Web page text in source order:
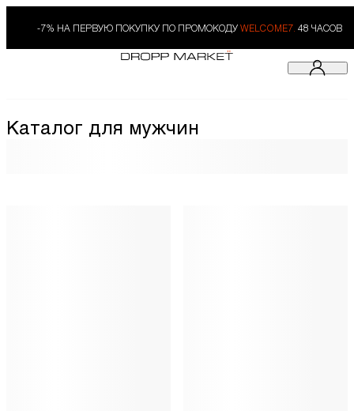
-7% НА ПЕРВУЮ ПОКУПКУ ПО ПРОМОКОДУ WELCOME7. 48 ЧАСОВ
Каталог для мужчин